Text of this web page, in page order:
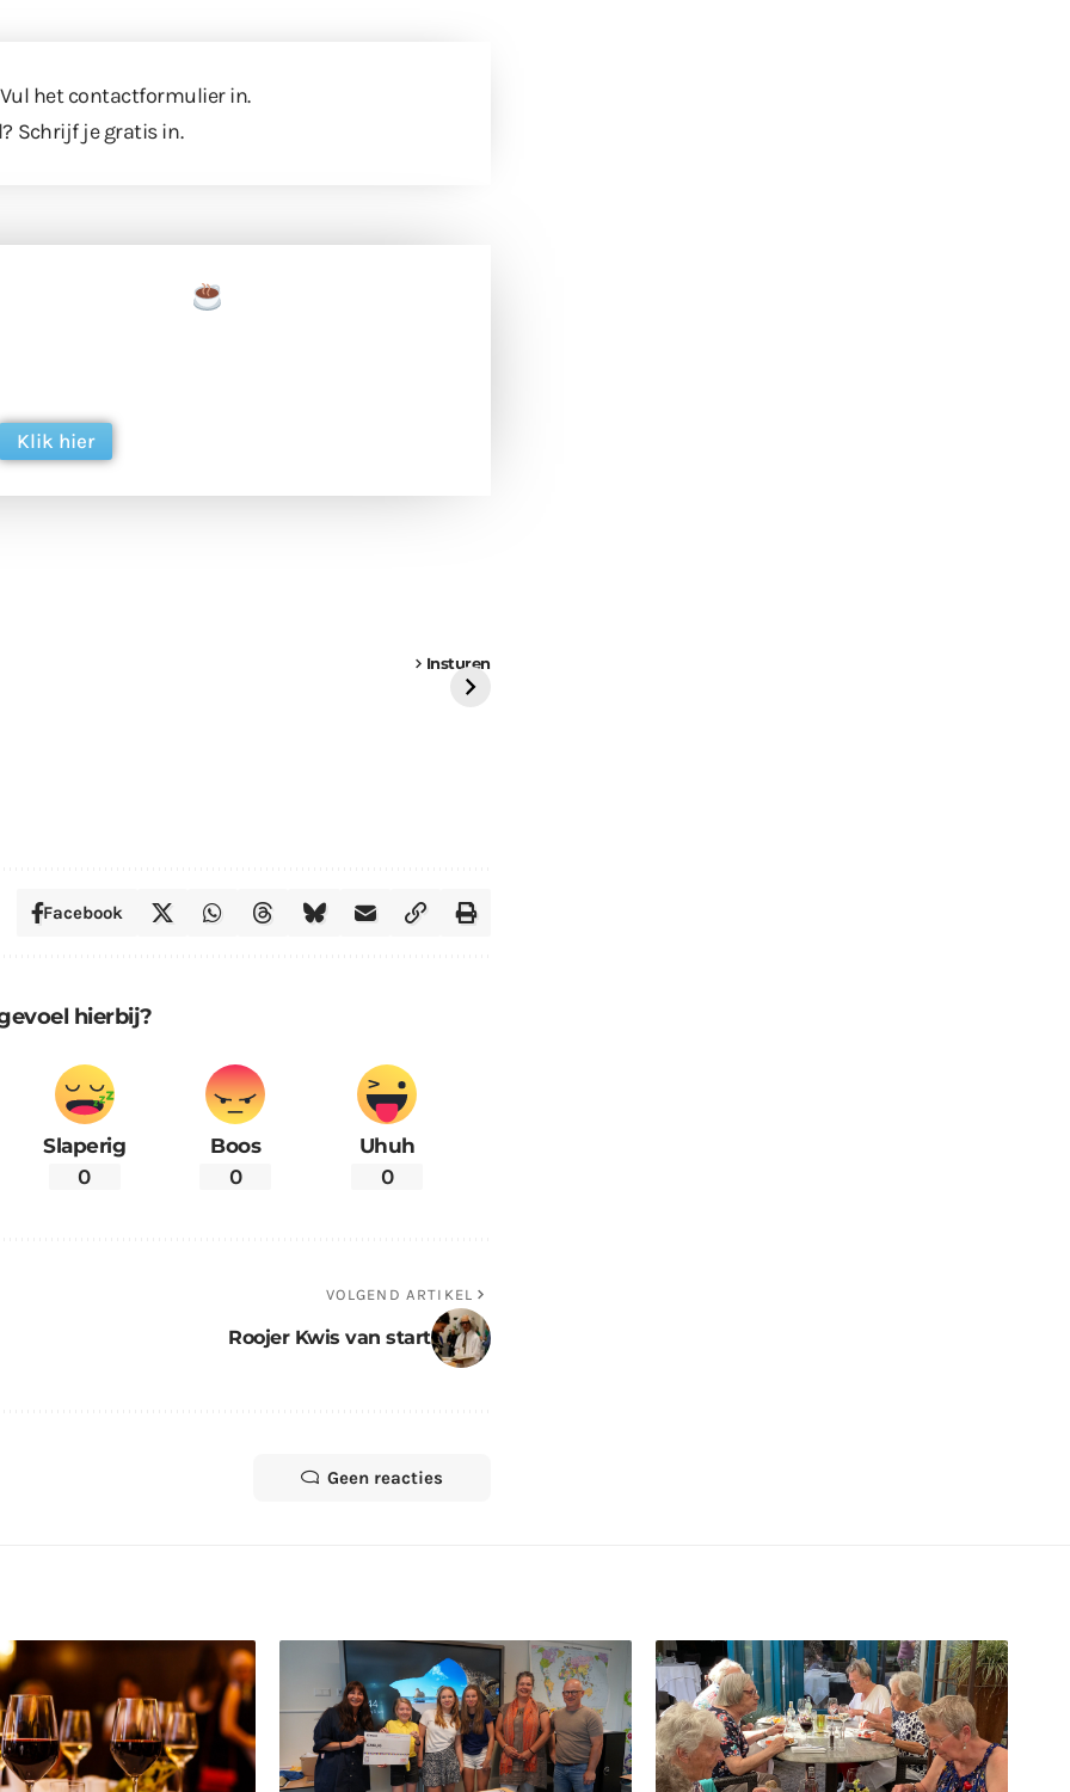
het contactformulierin.
Schrijf je gratis in.
Klik hier
Insturen
Facebook
hierbij?
Slaperig
0
Boos
0
Uhuh
0
VOLGEND ARTIKEL
Roojer Kwis van start
Geen reacties